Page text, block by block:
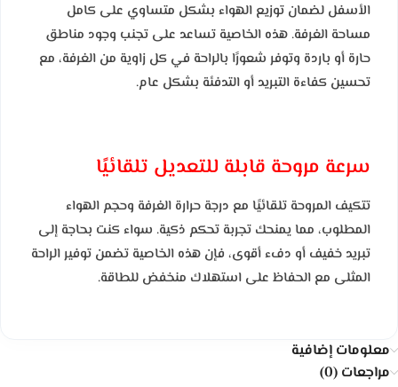
الأسفل لضمان توزيع الهواء بشكل متساوي على كامل
مساحة الغرفة. هذه الخاصية تساعد على تجنب وجود مناطق
حارة أو باردة وتوفر شعورًا بالراحة في كل زاوية من الغرفة، مع
تحسين كفاءة التبريد أو التدفئة بشكل عام.
سرعة مروحة قابلة للتعديل تلقائيًا
تتكيف المروحة تلقائيًا مع درجة حرارة الغرفة وحجم الهواء
المطلوب، مما يمنحك تجربة تحكم ذكية. سواء كنت بحاجة إلى
تبريد خفيف أو دفء أقوى، فإن هذه الخاصية تضمن توفير الراحة
المثلى مع الحفاظ على استهلاك منخفض للطاقة.
معلومات إضافية
مراجعات (0)